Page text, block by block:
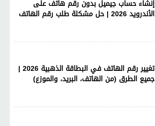
إنشاء حساب جيميل بدون رقم هاتف على
الأندرويد 2026 | حل مشكلة طلب رقم الهاتف
تغيير رقم الهاتف في البطاقة الذهبية 2026 |
جميع الطرق (من الهاتف، البريد، والموزع)